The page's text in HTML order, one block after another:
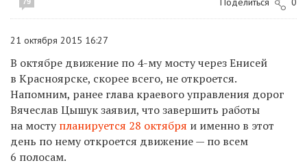
21 октября 2015 16:27
В октябре движение по 4-му мосту через Енисей
в Красноярске, скорее всего, не откроется.
Напомним, ранее глава краевого управления дорог
Вячеслав Цышук заявил, что завершить работы
на моступланируется 28 октября и именно в этот
день по нему откроется движение — по всем
6 полосам.